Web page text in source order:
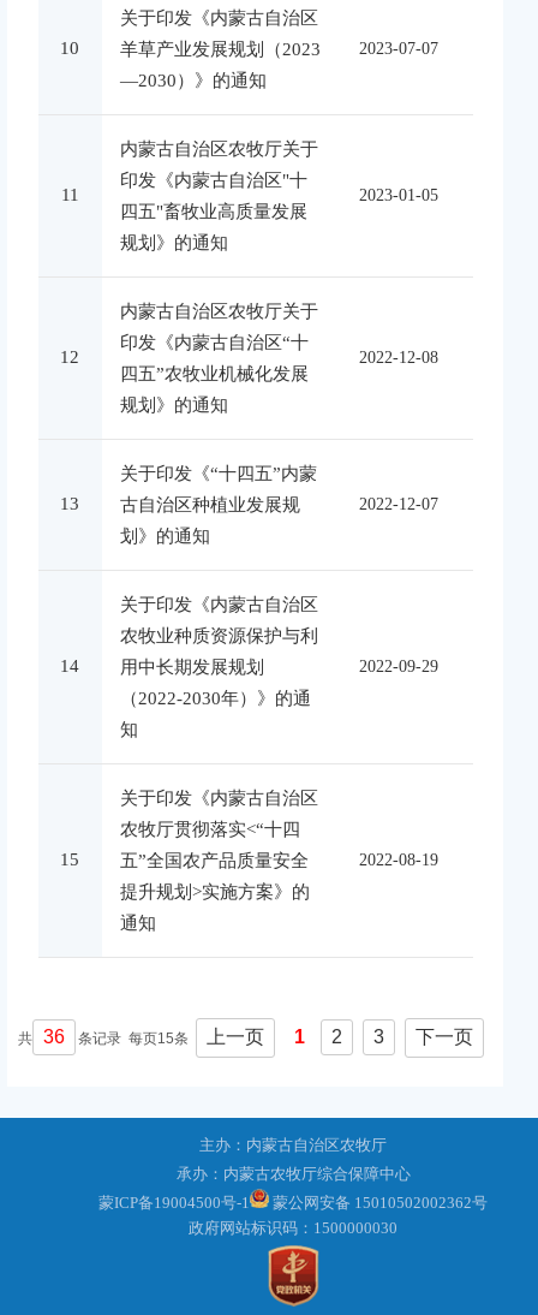
10
关于印发《内蒙古自治区
羊草产业发展规划（2023
—2030）》的通知
2023-07-07
11
内蒙古自治区农牧厅关于
印发《内蒙古自治区"十
四五"畜牧业高质量发展
规划》的通知
2023-01-05
12
内蒙古自治区农牧厅关于
印发《内蒙古自治区“十
四五”农牧业机械化发展
规划》的通知
2022-12-08
13
关于印发《“十四五”内蒙
古自治区种植业发展规
划》的通知
2022-12-07
14
关于印发《内蒙古自治区
农牧业种质资源保护与利
用中长期发展规划
（2022-2030年）》的通
知
2022-09-29
15
关于印发《内蒙古自治区
农牧厅贯彻落实<“十四
五”全国农产品质量安全
提升规划>实施方案》的
通知
2022-08-19
共 36 条记录 每页15条 上一页 1 2 3 下一页
主办：内蒙古自治区农牧厅
承办：内蒙古农牧厅综合保障中心
蒙ICP备19004500号-1
蒙公网安备 15010502002362号
政府网站标识码：1500000030